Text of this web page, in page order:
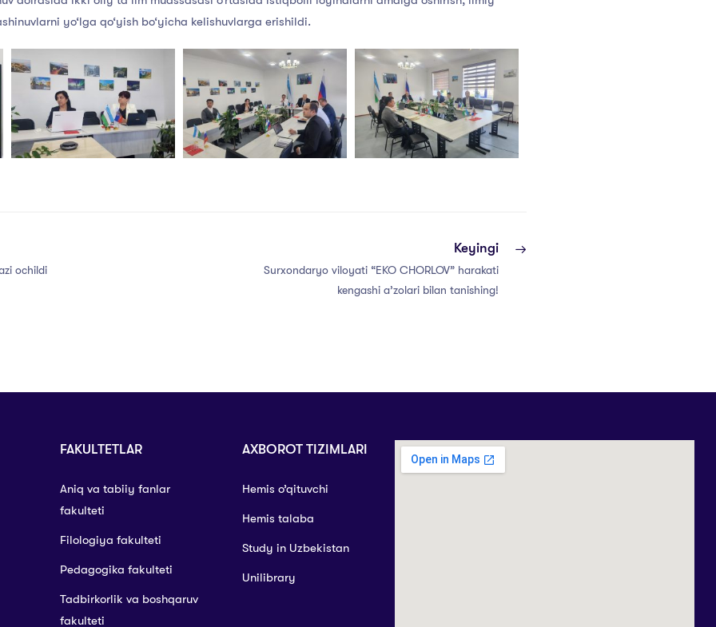
yo‘lga qo‘yish bo‘yicha kelishuvlarga erishildi.
ochildi
Keyingi
Surxondaryo viloyati “EKO CHORLOV” harakati
kengashi a’zolari bilan tanishing!
FAKULTETLAR
Aniq va tabiiy fanlar
fakulteti
Filologiya fakulteti
Pedagogika fakulteti
Tadbirkorlik va boshqaruv
fakulteti
AXBOROT TIZIMLARI
Hemis o’qituvchi
Hemis talaba
Study in Uzbekistan
Unilibrary